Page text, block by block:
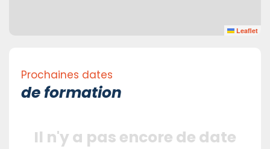
Leaflet
Prochaines dates
de formation
Il n'y a pas encore de date